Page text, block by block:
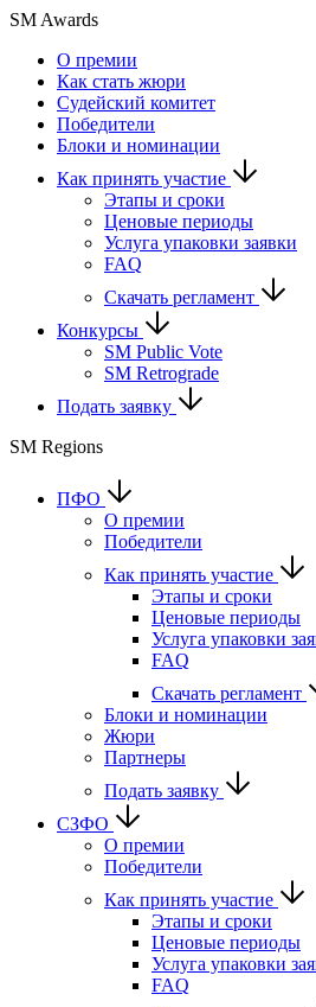
SM Awards
О премии
Как стать жюри
Судейский комитет
Победители
Блоки и номинации
Как принять участие
Этапы и сроки
Ценовые периоды
Услуга упаковки заявки
FAQ
Скачать регламент
Конкурсы
SM Public Vote
SM Retrograde
Подать заявку
SM Regions
ПФО
О премии
Победители
Как принять участие
Этапы и сроки
Ценовые периоды
Услуга упаковки
FAQ
Скачать регламент
Блоки и номинации
Жюри
Партнеры
Подать заявку
СЗФО
О премии
Победители
Как принять участие
Этапы и сроки
Ценовые периоды
Услуга упаковки
FAQ